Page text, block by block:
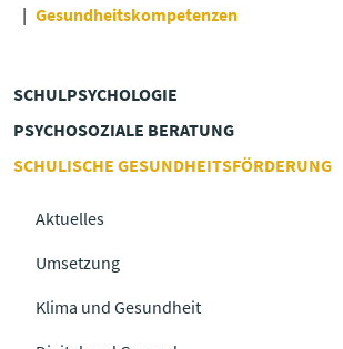
Gesundheitskompetenzen
SCHULPSYCHOLOGIE
PSYCHOSOZIALE BERATUNG
SCHULISCHE GESUNDHEITS­FÖRDERUNG
Aktuelles
Umsetzung
Klima und Gesundheit